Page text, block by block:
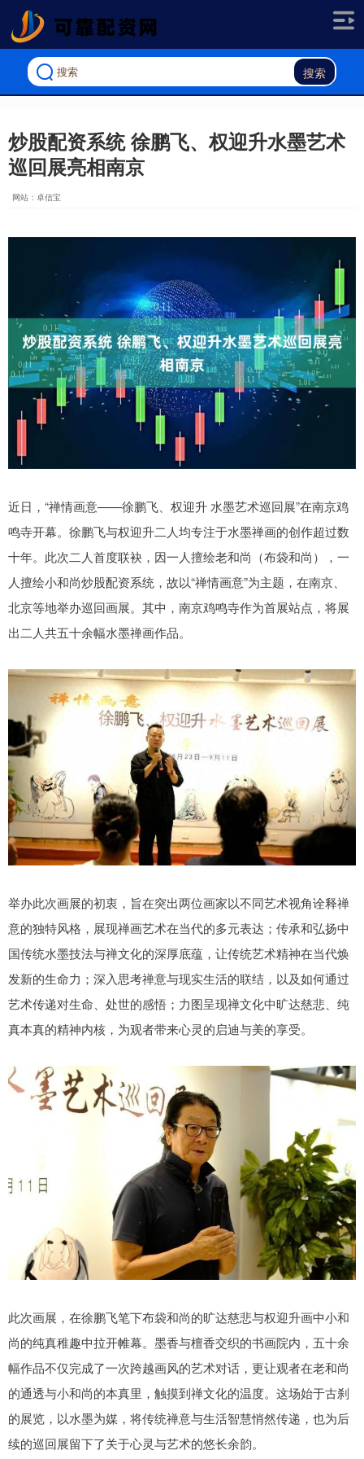
搜索
炒股配资系统 徐鹏飞、权迎升水墨艺术
巡回展亮相南京
网站：卓信宝
近日，“禅情画意——徐鹏飞、权迎升 水墨艺术巡回展”在南京鸡
鸣寺开幕。徐鹏飞与权迎升二人均专注于水墨禅画的创作超过数
十年。此次二人首度联袂，因一人擅绘老和尚（布袋和尚），一
人擅绘小和尚炒股配资系统，故以“禅情画意”为主题，在南京、
北京等地举办巡回画展。其中，南京鸡鸣寺作为首展站点，将展
出二人共五十余幅水墨禅画作品。
举办此次画展的初衷，旨在突出两位画家以不同艺术视角诠释禅
意的独特风格，展现禅画艺术在当代的多元表达；传承和弘扬中
国传统水墨技法与禅文化的深厚底蕴，让传统艺术精神在当代焕
发新的生命力；深入思考禅意与现实生活的联结，以及如何通过
艺术传递对生命、处世的感悟；力图呈现禅文化中旷达慈悲、纯
真本真的精神内核，为观者带来心灵的启迪与美的享受。
此次画展，在徐鹏飞笔下布袋和尚的旷达慈悲与权迎升画中小和
尚的纯真稚趣中拉开帷幕。墨香与檀香交织的书画院内，五十余
幅作品不仅完成了一次跨越画风的艺术对话，更让观者在老和尚
的通透与小和尚的本真里，触摸到禅文化的温度。这场始于古刹
的展览，以水墨为媒，将传统禅意与生活智慧悄然传递，也为后
续的巡回展留下了关于心灵与艺术的悠长余韵。